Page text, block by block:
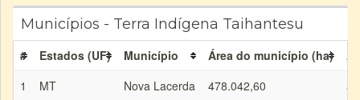
Municípios - Terra Indígena Taihantesu
# Estados (UF) Município Área do município (ha)
1
MT Nova Lacerda 478.042,60